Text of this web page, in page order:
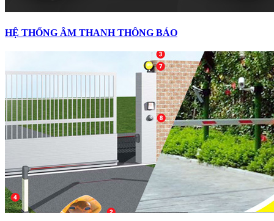
HỆ THỐNG ÂM THANH THÔNG BÁO